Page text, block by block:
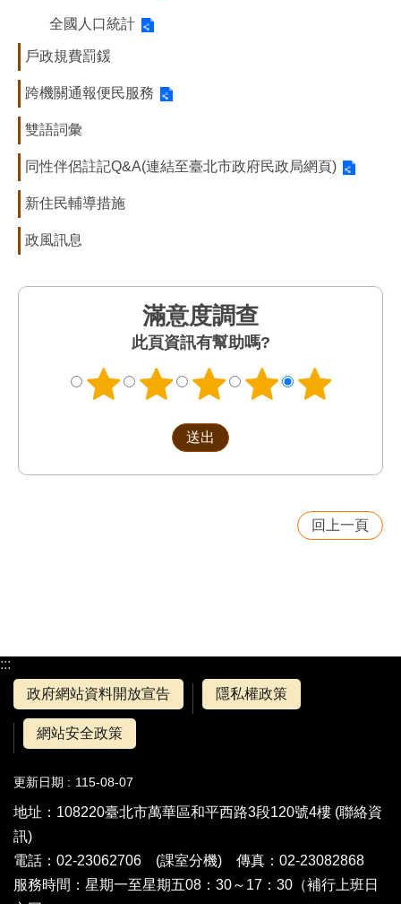
全國人口統計
戶政規費罰鍰
跨機關通報便民服務
雙語詞彙
同性伴侶註記Q&A(連結至臺北市政府民政局網頁)
新住民輔導措施
政風訊息
滿意度調查
此頁資訊有幫助嗎?
回上一頁
:::
政府網站資料開放宣告
隱私權政策
網站安全政策
更新日期 115-08-07
地址：108220臺北市萬華區和平西路3段120號4樓 (聯絡資
訊)
電話：02-23062706 (課室分機) 傳真：02-23082868
服務時間：星期一至星期五08：30～17：30（補行上班日